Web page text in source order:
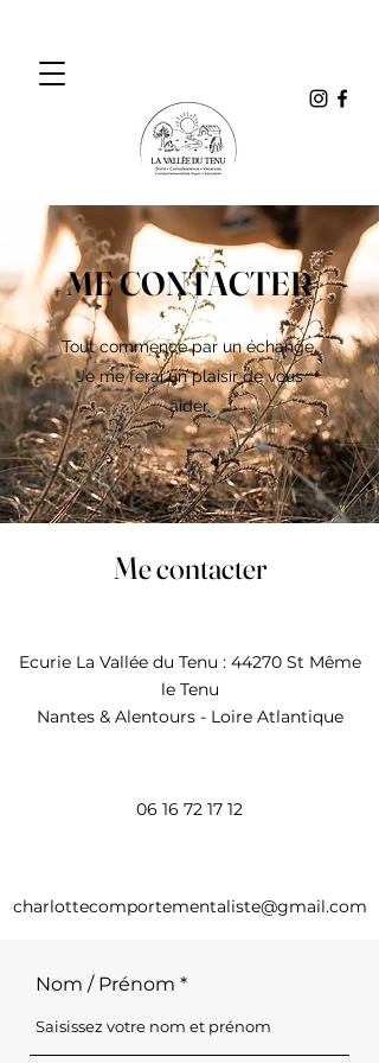
ME CONTACTER
Tout commence par un échange.
Je me ferai un plaisir de vous
aider.
Me contacter
Ecurie La Vallée du Tenu : 44270 St Même
le Tenu
Nantes & Alentours - Loire Atlantique
06 16 72 17 12
charlottecomportementaliste@gmail.com
Nom / Prénom